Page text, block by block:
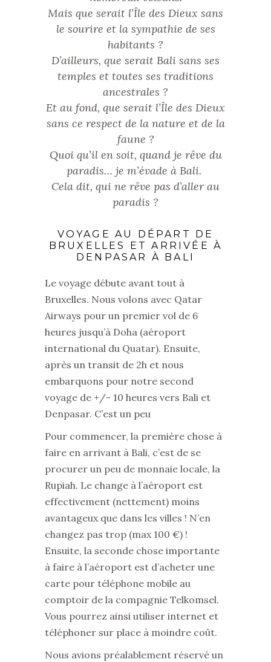
Mais que serait l’Île des Dieux sans
le sourire et la sympathie de ses
habitants ?
D’ailleurs, que serait Bali sans ses
temples et toutes ses traditions
ancestrales ?
Et au fond, que serait l’Île des Dieux
sans ce respect de la nature et de la
faune ?
Quoi qu’il en soit, quand je rêve du
paradis… je m’évade à Bali.
Cela dit, qui ne rêve pas d’aller au
paradis ?
VOYAGE AU DÉPART DE
BRUXELLES ET ARRIVÉE À
DENPASAR À BALI
Le voyage débute avant tout à
Bruxelles. Nous volons avec Qatar
Airways pour un premier vol de 6
heures jusqu’à Doha (aéroport
international du Quatar). Ensuite,
après un transit de 2h et nous
embarquons pour notre second
voyage de +/- 10 heures vers Bali et
Denpasar. C’est un peu
Pour commencer, la première chose à
faire en arrivant à Bali, c’est de se
procurer un peu de monnaie locale, la
Rupiah. Le change à l’aéroport est
effectivement (nettement) moins
avantageux que dans les villes ! N’en
changez pas trop (max 100 €) !
Ensuite, la seconde chose importante
à faire à l’aéroport est d’acheter une
carte pour téléphone mobile au
comptoir de la compagnie Telkomsel.
Vous pourrez ainsi utiliser internet et
téléphoner sur place à moindre coût.
Nous avions préalablement réservé un